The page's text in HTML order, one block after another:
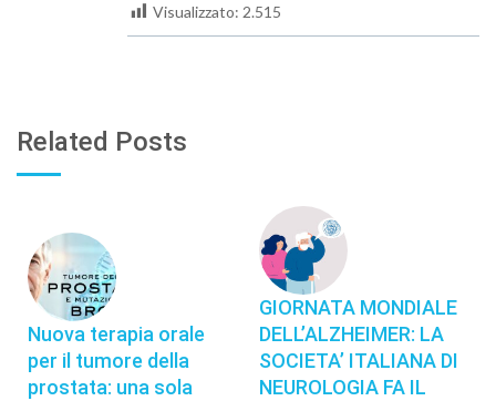
Visualizzato: 2.515
Related Posts
Nuova terapia orale
per il tumore della
prostata: una sola
GIORNATA MONDIALE
DELL’ALZHEIMER: LA
SOCIETA’ ITALIANA DI
NEUROLOGIA FA IL